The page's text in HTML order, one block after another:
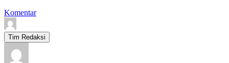
Komentar
Tim Redaksi